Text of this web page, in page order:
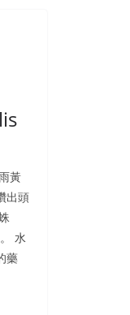
黃
出頭
水
藥